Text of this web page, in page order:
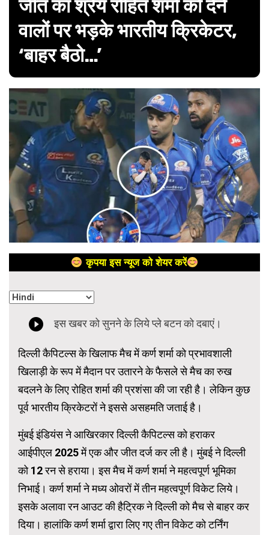
जीत का श्रेय रोहित शर्मा को देने
वालों पर भड़के भारतीय क्रिकेटर,
‘बाहर बैठो…’
कृपया इस न्यूज को शेयर करें
दिल्ली कैपिटल्स के खिलाफ मैच में कर्ण शर्मा को प्रभावशाली
खिलाड़ी के रूप में मैदान पर उतारने के फैसले से मैच का रुख
बदलने के लिए रोहित शर्मा की प्रशंसा की जा रही है। लेकिन कुछ
पूर्व भारतीय क्रिकेटरों ने इससे असहमति जताई है।
मुंबई इंडियंस ने आखिरकार दिल्ली कैपिटल्स को हराकर
आईपीएल 2025 में एक और जीत दर्ज कर ली है। मुंबई ने दिल्ली
को 12 रन से हराया। इस मैच में कर्ण शर्मा ने महत्वपूर्ण भूमिका
निभाई। कर्ण शर्मा ने मध्य ओवरों में तीन महत्वपूर्ण विकेट लिये।
इसके अलावा रन आउट की हैट्रिक ने दिल्ली को मैच से बाहर कर
दिया। हालांकि कर्ण शर्मा द्वारा लिए गए तीन विकेट को टर्निंग